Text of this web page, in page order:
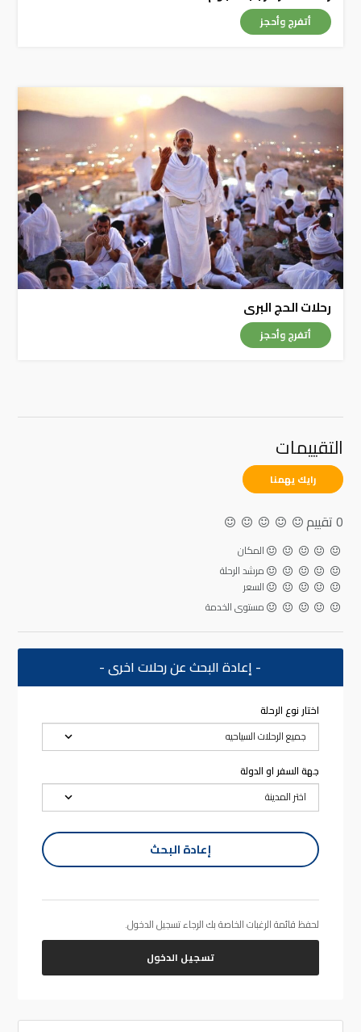
أتفرج وأحجز
رحلات الحج البرى
أتفرج وأحجز
التقييمات
رايك يهمنا
0 تقييم
المكان
مرشد الرحلة
السعر
مستوى الخدمة
- إعادة البحث عن رحلات اخرى -
اختار نوع الرحلة
جهة السفر او الدولة
إعادة البحث
لحفظ قائمة الرغبات الخاصة بك الرجاء تسجيل الدخول.
تسجيل الدخول